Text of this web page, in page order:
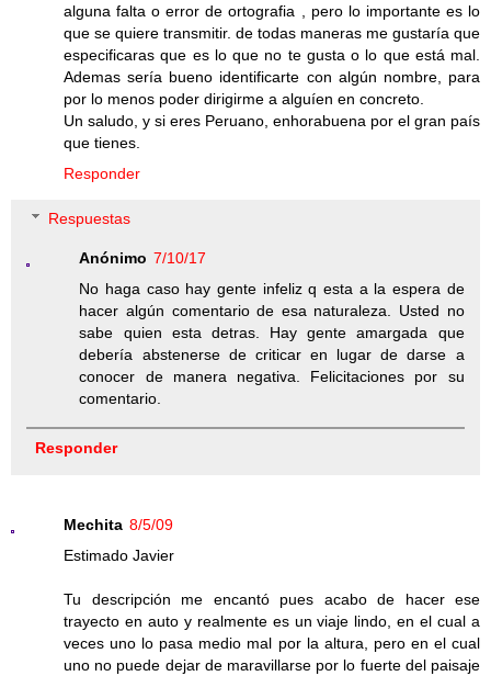
alguna falta o error de ortografia , pero lo importante es lo
que se quiere transmitir. de todas maneras me gustaría que
especificaras que es lo que no te gusta o lo que está mal.
Ademas sería bueno identificarte con algún nombre, para
por lo menos poder dirigirme a alguíen en concreto.
Un saludo, y si eres Peruano, enhorabuena por el gran país
que tienes.
Responder
Respuestas
Anónimo 7/10/17
No haga caso hay gente infeliz q esta a la espera de
hacer algún comentario de esa naturaleza. Usted no
sabe quien esta detras. Hay gente amargada que
debería abstenerse de criticar en lugar de darse a
conocer de manera negativa. Felicitaciones por su
comentario.
Responder
Mechita 8/5/09
Estimado Javier
Tu descripción me encantó pues acabo de hacer ese
trayecto en auto y realmente es un viaje lindo, en el cual a
veces uno lo pasa medio mal por la altura, pero en el cual
uno no puede dejar de maravillarse por lo fuerte del paisaje